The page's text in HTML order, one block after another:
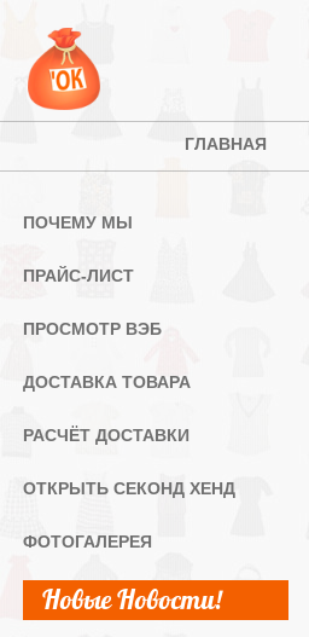
ГЛАВНАЯ
ПОЧЕМУ МЫ
ПРАЙС-ЛИСТ
ПРОСМОТР ВЭБ
ДОСТАВКА ТОВАРА
РАСЧЁТ ДОСТАВКИ
ОТКРЫТЬ СЕКОНД ХЕНД
ФОТОГАЛЕРЕЯ
Новые Новости!